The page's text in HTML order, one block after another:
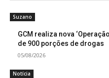
Suzano
GCM realiza nova
de 900 porções de drogas
05/08/2026
Notícia